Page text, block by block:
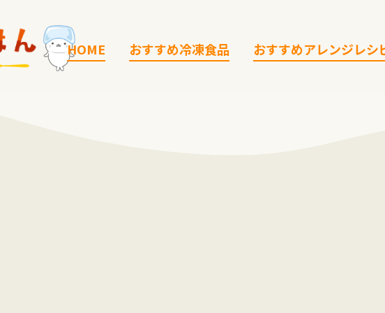
HOME おすすめ冷凍食品 おすすめアレンジレシ